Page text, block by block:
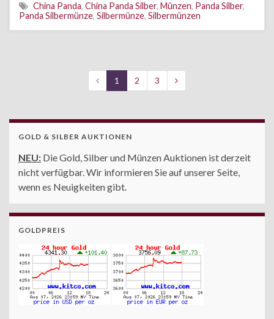
China Panda, China Panda Silber, Münzen, Panda Silber,
Panda Silbermünze, Silbermünze, Silbermünzen
1 2 3
GOLD & SILBER AUKTIONEN
NEU: Die Gold, Silber und Münzen Auktionen ist derzeit
nicht verfügbar. Wir informieren Sie auf unserer Seite,
wenn es Neuigkeiten gibt.
GOLDPREIS